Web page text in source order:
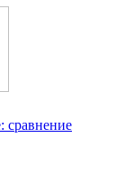
сравнение